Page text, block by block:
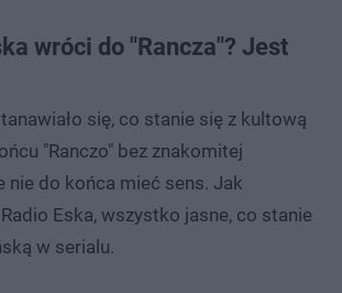
wróci do "Rancza"? Jest
się, co stanie się z kultową
"Ranczo" bez znakomitej
nie do końca mieć sens. Jak
Eska, wszystko jasne, co stanie
w serialu.